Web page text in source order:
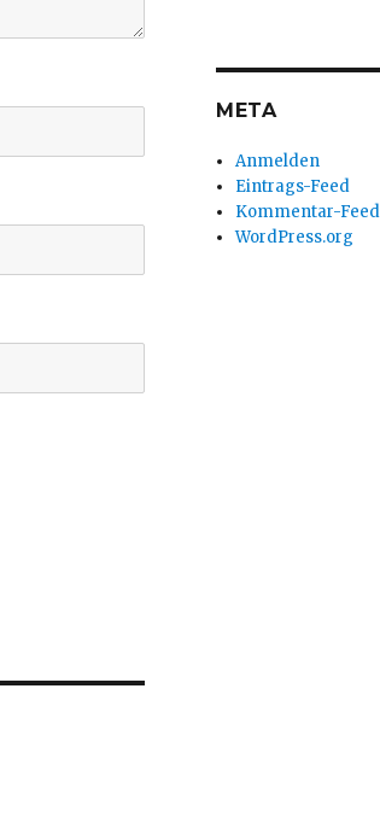
META
Anmelden
Eintrags-Feed
Kommentar-Feed
WordPress.org